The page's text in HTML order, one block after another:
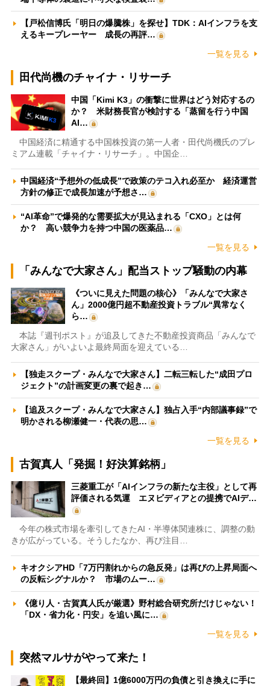
【戸松信博氏「明日の爆騰株」を探せ】TDK：AIインフラを支
えるキープレーヤー 成長の再評…
一覧を見る
田代尚機のチャイナ・リサーチ
中国「Kimi K3」の衝撃に世界はどう対応するの
か？ 米財務長官が検討する「蒸留を行う中国
AI…
中国経済に精通する中国株投資の第一人者・田代尚機氏のプレ
ミアム連載「チャイナ・リサーチ」。中国企…
中国経済“予想外の低成長”で政策のテコ入れ必至か 経済運営
方針の修正で成長加速が予想さ…
“AI革命”で爆発的な需要拡大が見込まれる「CXO」とは何
か？ 高い競争力を持つ中国の医薬品…
一覧を見る
「みんなで大家さん」配当ストップ騒動の内幕
《ついに見えた問題の核心》「みんなで大家さ
ん」2000億円超不動産投資トラブル“異常なく
ら…
本誌『週刊ポスト』が追及してきた不動産投資商品「みんなで
大家さん」がいよいよ最終局面を迎えている…
【独走スクープ・みんなで大家さん】二転三転した“成田プロ
ジェクト”の計画変更の裏で起き…
【追及スクープ・みんなで大家さん】独占入手“内部議事録”で
明かされる柳瀬健一・代表の思…
一覧を見る
古賀真人「発掘！好決算銘柄」
三菱重工が「AIインフラの新たな主役」として再
評価される気運 エヌビディアとの提携でAIデ…
今年の株式市場を牽引してきたAI・半導体関連株に、調整の動
きが広がっている。そうしたなか、再び注目…
キオクシアHD「7万円割れからの急反発」は再びの上昇局面へ
の反転シグナルか？ 市場のムー…
《億り人・古賀真人氏が厳選》野村総合研究所だけじゃない！
「DX・省力化・円安」を追い風に…
一覧を見る
突然マルサがやって来た！
【最終回】1億6000万円の負債と引き換えに手に